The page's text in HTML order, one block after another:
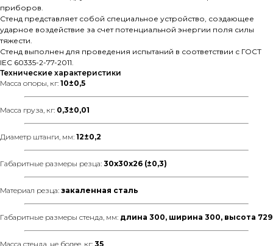
приборов.
Стенд представляет собой специальное устройство, создающее
ударное воздействие за счет потенциальной энергии поля силы
тяжести.
Стенд выполнен для проведения испытаний в соответствии с ГОСТ
IEC 60335-2-77-2011.
Технические характеристики
Масса опоры, кг: 10±0,5
Масса груза, кг: 0,3±0,01
Диаметр штанги, мм: 12±0,2
Габаритные размеры резца: 30х30х26 (±0,3)
Материал резца: закаленная сталь
Габаритные размеры стенда, мм: длина 300, ширина 300, высота 729
Масса стенда, не более, кг: 35